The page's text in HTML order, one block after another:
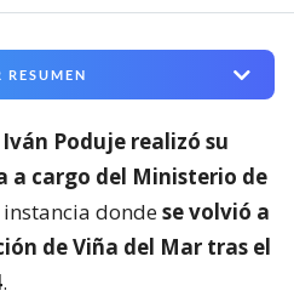
RESUMEN
Poduje realizó su
a cargo del Ministerio de
instancia dondese volvió a
de Viña del Mar tras el
.